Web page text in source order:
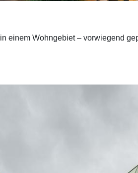
einem Wohngebiet – vorwiegend